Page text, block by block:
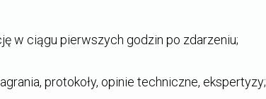
w ciągu pierwszych godzin po zdarzeniu;
protokoły, opinie techniczne, ekspertyzy;